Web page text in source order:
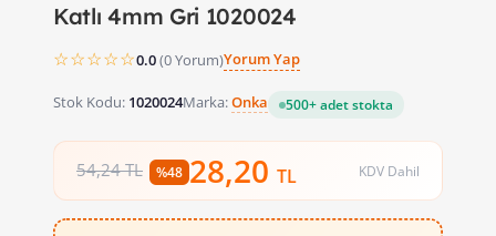
Katlı 4mm Gri 1020024
☆☆☆☆☆0.0(0 Yorum)Yorum Yap
Stok Kodu: 1020024Marka:Onka 500+ adet stokta
54,24 TL %48 28,20 TL KDV Dahil